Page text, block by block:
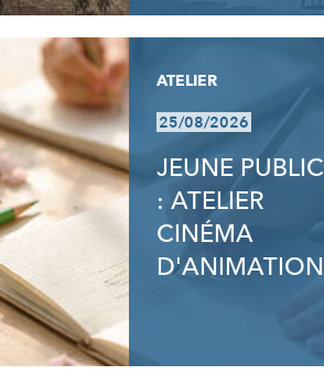
ATELIER
25/08/2026
JEUNE PUBLIC
: ATELIER
CINÉMA
D'ANIMATION